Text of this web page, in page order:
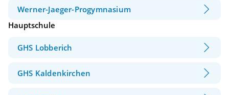
Werner-Jaeger-Progymnasium
Hauptschule
GHS Lobberich
GHS Kaldenkirchen